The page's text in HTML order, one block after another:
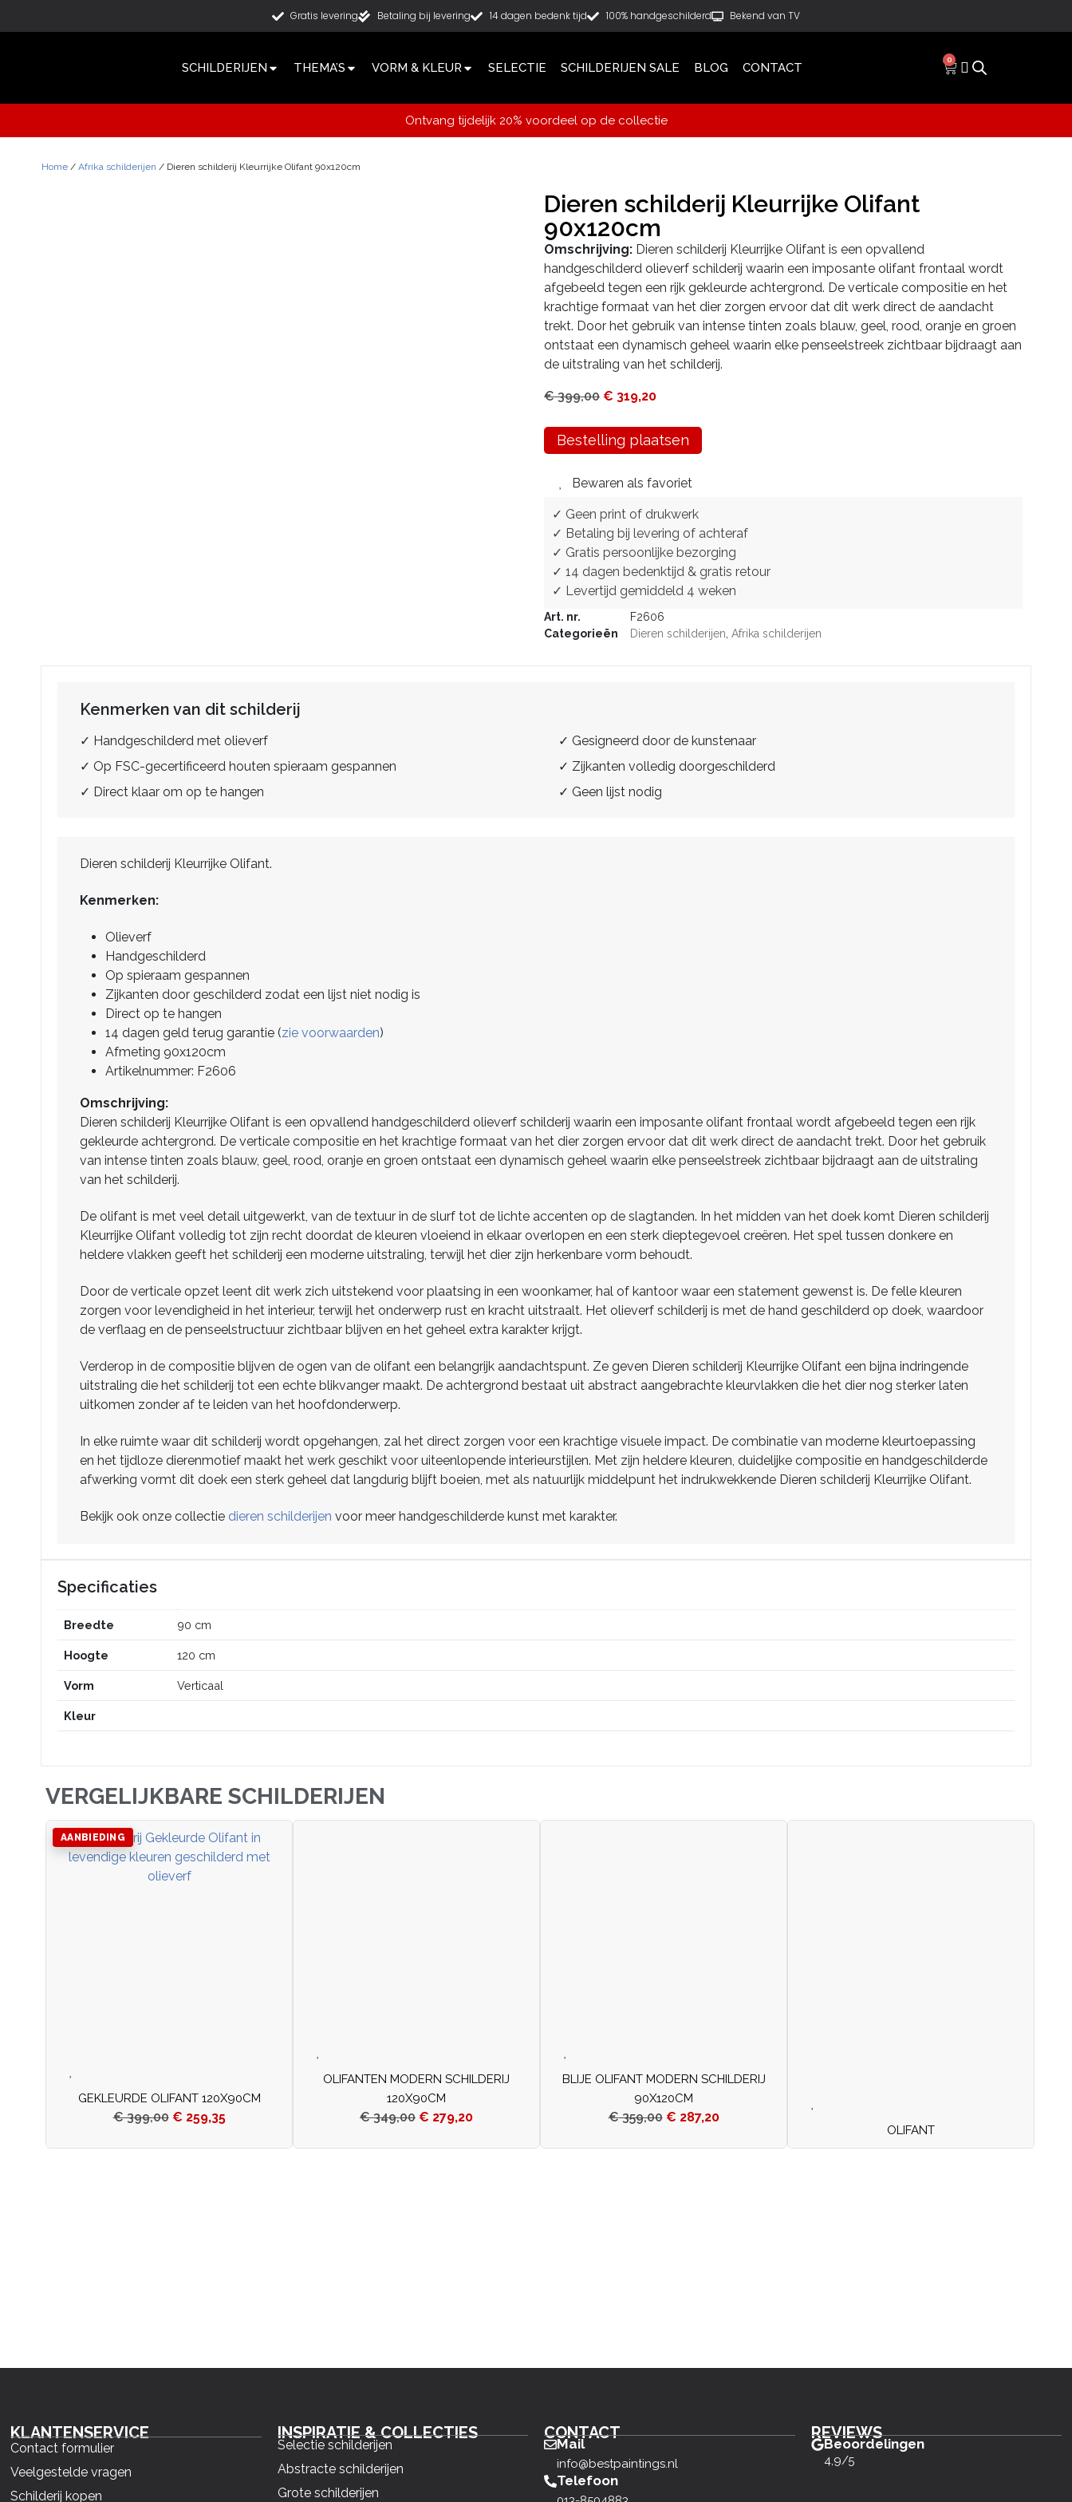
Gratis levering Betaling bij levering 14 dagen bedenk tijd 100% handgeschilderd Bekend van TV
SCHILDERIJEN THEMA’S VORM & KLEUR SELECTIE SCHILDERIJEN SALE BLOG CONTACT
0
Ontvang tijdelijk 20% voordeel op de collectie
Home / Afrika schilderijen / Dieren schilderij Kleurrijke Olifant 90x120cm
Dieren schilderij Kleurrijke Olifant
90x120cm
Omschrijving: Dieren schilderij Kleurrijke Olifant is een opvallend
handgeschilderd olieverf schilderij waarin een imposante olifant frontaal wordt
afgebeeld tegen een rijk gekleurde achtergrond. De verticale compositie en het
krachtige formaat van het dier zorgen ervoor dat dit werk direct de aandacht
trekt. Door het gebruik van intense tinten zoals blauw, geel, rood, oranje en groen
ontstaat een dynamisch geheel waarin elke penseelstreek zichtbaar bijdraagt aan
de uitstraling van het schilderij.
€399,00 € 319,20
Bestelling plaatsen
Bewaren als favoriet
✓ Geen print of drukwerk
✓ Betaling bij levering of achteraf
✓ Gratis persoonlijke bezorging
✓ 14 dagen bedenktijd & gratis retour
✓ Levertijd gemiddeld 4 weken
Art. nr.
F2606
Categorieën
Dieren schilderijen Afrika schilderijen
Kenmerken van dit schilderij
✓ Handgeschilderd met olieverf
✓ Gesigneerd door de kunstenaar
✓ Op FSC-gecertificeerd houten spieraam gespannen
✓ Zijkanten volledig doorgeschilderd
✓ Direct klaar om op te hangen
✓ Geen lijst nodig
Dieren schilderij Kleurrijke Olifant.
Kenmerken:
Olieverf
Handgeschilderd
Op spieraam gespannen
Zijkanten door geschilderd zodat een lijst niet nodig is
Direct op te hangen
14 dagen geld terug garantie (zie voorwaarden)
Afmeting 90x120cm
Artikelnummer: F2606
Omschrijving:
Dieren schilderij Kleurrijke Olifant is een opvallend handgeschilderd olieverf schilderij waarin een imposante olifant frontaal wordt afgebeeld tegen een rijk
gekleurde achtergrond. De verticale compositie en het krachtige formaat van het dier zorgen ervoor dat dit werk direct de aandacht trekt. Door het gebruik
van intense tinten zoals blauw, geel, rood, oranje en groen ontstaat een dynamisch geheel waarin elke penseelstreek zichtbaar bijdraagt aan de uitstraling
van het schilderij.
De olifant is met veel detail uitgewerkt, van de textuur in de slurf tot de lichte accenten op de slagtanden. In het midden van het doek komt Dieren schilderij
Kleurrijke Olifant volledig tot zijn recht doordat de kleuren vloeiend in elkaar overlopen en een sterk dieptegevoel creëren. Het spel tussen donkere en
heldere vlakken geeft het schilderij een moderne uitstraling, terwijl het dier zijn herkenbare vorm behoudt.
Door de verticale opzet leent dit werk zich uitstekend voor plaatsing in een woonkamer, hal of kantoor waar een statement gewenst is. De felle kleuren
zorgen voor levendigheid in het interieur, terwijl het onderwerp rust en kracht uitstraalt. Het olieverf schilderij is met de hand geschilderd op doek, waardoor
de verflaag en de penseelstructuur zichtbaar blijven en het geheel extra karakter krijgt.
Verderop in de compositie blijven de ogen van de olifant een belangrijk aandachtspunt. Ze geven Dieren schilderij Kleurrijke Olifant een bijna indringende
uitstraling die het schilderij tot een echte blikvanger maakt. De achtergrond bestaat uit abstract aangebrachte kleurvlakken die het dier nog sterker laten
uitkomen zonder af te leiden van het hoofdonderwerp.
In elke ruimte waar dit schilderij wordt opgehangen, zal het direct zorgen voor een krachtige visuele impact. De combinatie van moderne kleurtoepassing
en het tijdloze dierenmotief maakt het werk geschikt voor uiteenlopende interieurstijlen. Met zijn heldere kleuren, duidelijke compositie en handgeschilderde
afwerking vormt dit doek een sterk geheel dat langdurig blijft boeien, met als natuurlijk middelpunt het indrukwekkende Dieren schilderij Kleurrijke Olifant.
Bekijk ook onze collectie dieren schilderijen voor meer handgeschilderde kunst met karakter.
Specificaties
Breedte 90 cm
Hoogte 120 cm
Vorm Verticaal
Kleur
VERGELIJKBARE SCHILDERIJEN
AANBIEDING
GEKLEURDE OLIFANT 120X90CM
€399,00 € 259,35
OLIFANTEN MODERN SCHILDERIJ
120X90CM
€349,00 € 279,20
BLIJE OLIFANT MODERN SCHILDERIJ
90X120CM
€359,00 € 287,20
OLIFANT
KLANTENSERVICE
Contact formulier
Veelgestelde vragen
Schilderij kopen
INSPIRATIE & COLLECTIES
Selectie schilderijen
Abstracte schilderijen
Grote schilderijen
CONTACT
Mail
info@bestpaintings.nl
Telefoon
REVIEWS
Beoordelingen
4,9/5